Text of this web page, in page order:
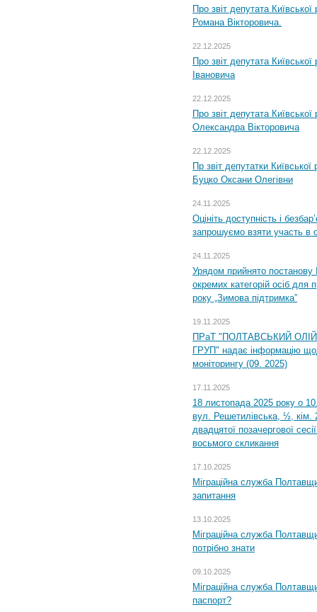
Про звіт депутата
Романа Вікторовича.
22.12.2025
Про звіт депутата
Івановича
22.12.2025
Про звіт депутата
Олександра Вікторовича
22.12.2025
Пр звіт депутатки
Буцко Оксани Олегівни
24.11.2025
Оцініть доступність і
запрошуємо взяти участь в
24.11.2025
Урядом прийнято постанову
окремих категорій осіб для
року „Зимова підтримка”
19.11.2025
ПРаТ "ПОЛТАВСЬКИЙ
ГРУП" надає інформацію
моніторингу (09. 2025)
17.11.2025
18 листопада 2025 року о
вул. Решетилівська, ½, кім.
двадцятої позачергової
восьмого скликання
17.10.2025
Міграційна служба
запитання
13.10.2025
Міграційна служба
потрібно знати
09.10.2025
Міграційна служба
паспорт?